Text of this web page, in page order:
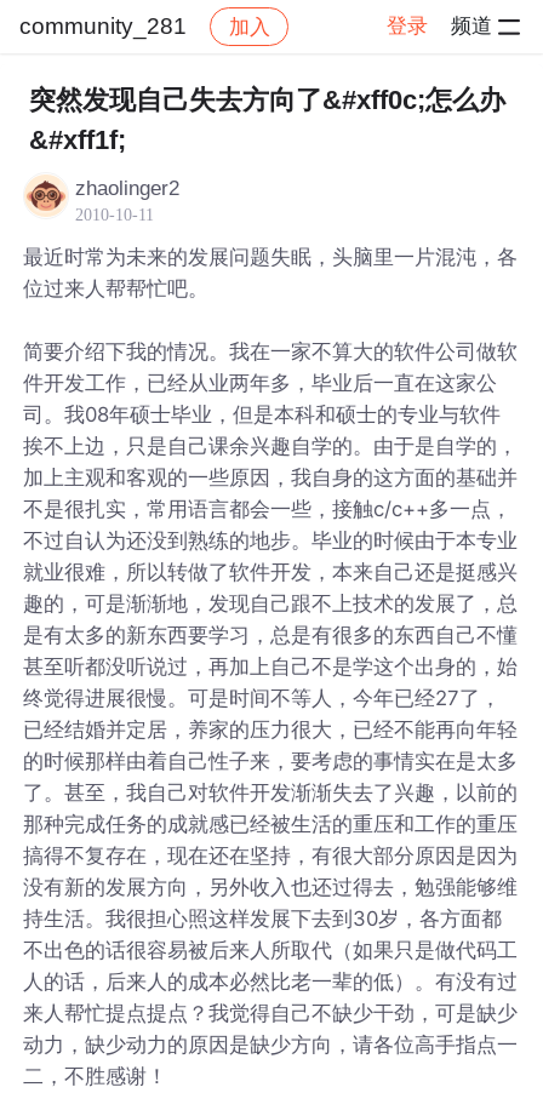
community_281 加入 登录 频道
社区 community_281 帖子详情
突然发现自己失去方向了&#xff0c;怎么办
&#xff1f;
zhaolinger2
2010-10-11
最近时常为未来的发展问题失眠，头脑里一片混沌，各
位过来人帮帮忙吧。
简要介绍下我的情况。我在一家不算大的软件公司做软
件开发工作，已经从业两年多，毕业后一直在这家公
司。我08年硕士毕业，但是本科和硕士的专业与软件
挨不上边，只是自己课余兴趣自学的。由于是自学的，
加上主观和客观的一些原因，我自身的这方面的基础并
不是很扎实，常用语言都会一些，接触c/c++多一点，
不过自认为还没到熟练的地步。毕业的时候由于本专业
就业很难，所以转做了软件开发，本来自己还是挺感兴
趣的，可是渐渐地，发现自己跟不上技术的发展了，总
是有太多的新东西要学习，总是有很多的东西自己不懂
甚至听都没听说过，再加上自己不是学这个出身的，始
终觉得进展很慢。可是时间不等人，今年已经27了，
已经结婚并定居，养家的压力很大，已经不能再向年轻
的时候那样由着自己性子来，要考虑的事情实在是太多
了。甚至，我自己对软件开发渐渐失去了兴趣，以前的
那种完成任务的成就感已经被生活的重压和工作的重压
搞得不复存在，现在还在坚持，有很大部分原因是因为
没有新的发展方向，另外收入也还过得去，勉强能够维
持生活。我很担心照这样发展下去到30岁，各方面都
不出色的话很容易被后来人所取代（如果只是做代码工
人的话，后来人的成本必然比老一辈的低）。有没有过
来人帮忙提点提点？我觉得自己不缺少干劲，可是缺少
动力，缺少动力的原因是缺少方向，请各位高手指点一
二，不胜感谢！